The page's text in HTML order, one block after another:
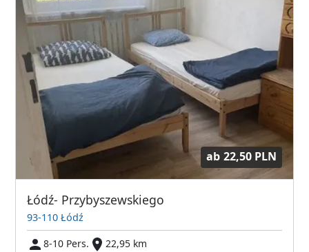
ab 22,50 PLN
Łódź- Przybyszewskiego
93-110 Łódź
8-10 Pers.
22,95 km